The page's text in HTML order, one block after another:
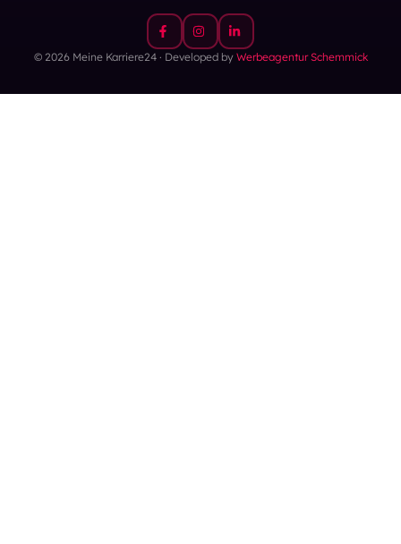
© 2026 Meine Karriere24 · Developed by Werbeagentur Schemmick